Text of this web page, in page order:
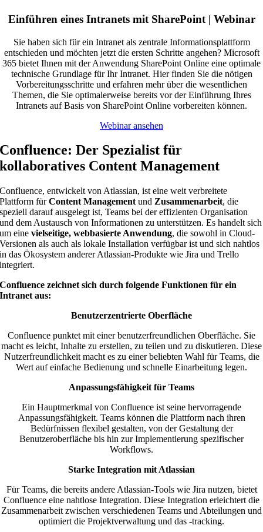
Einführen eines Intranets mit SharePoint | Webinar
Sie haben sich für ein Intranet als zentrale Informationsplattform
entschieden und möchten jetzt die ersten Schritte angehen? Microsoft
365 bietet Ihnen mit der Anwendung SharePoint Online eine optimale
technische Grundlage für Ihr Intranet. Hier finden Sie die nötigen
Vorbereitungsschritte und erfahren mehr über die wesentlichen
Themen, die Sie optimalerweise bereits vor der Einführung Ihres
Intranets auf Basis von SharePoint Online vorbereiten können.
Webinar ansehen
Confluence: Der Spezialist für
kollaboratives Content Management
Confluence, entwickelt von Atlassian, ist eine weit verbreitete
Plattform fürContent Management und Zusammenarbeit, die
speziell darauf ausgelegt ist, Teams bei der effizienten Organisation
und dem Austausch von Informationen zu unterstützen. Es handelt sich
um einevielseitige, webbasierte Anwendung, die sowohl in Cloud-
Versionen als auch als lokale Installation verfügbar ist und sich nahtlos
in das Ökosystem anderer Atlassian-Produkte wie Jira und Trello
integriert.
Confluence zeichnet sich durch folgende Funktionen für ein
Intranet aus:
Benutzerzentrierte Oberfläche
Confluence punktet mit einer benutzerfreundlichen Oberfläche. Sie
macht es leicht, Inhalte zu erstellen, zu teilen und zu diskutieren. Diese
Nutzerfreundlichkeit macht es zu einer beliebten Wahl für Teams, die
Wert auf einfache Bedienung und schnelle Einarbeitung legen.
Anpassungsfähigkeit für Teams
Ein Hauptmerkmal von Confluence ist seine hervorragende
Anpassungsfähigkeit. Teams können die Plattform nach ihren
Bedürfnissen flexibel gestalten, von der Gestaltung der
Benutzeroberfläche bis hin zur Implementierung spezifischer
Workflows.
Starke Integration mit Atlassian
Für Teams, die bereits andere Atlassian-Tools wie Jira nutzen, bietet
Confluence eine nahtlose Integration. Diese Integration erleichtert die
Zusammenarbeit zwischen verschiedenen Teams und Abteilungen und
optimiert die Projektverwaltung und das -tracking.